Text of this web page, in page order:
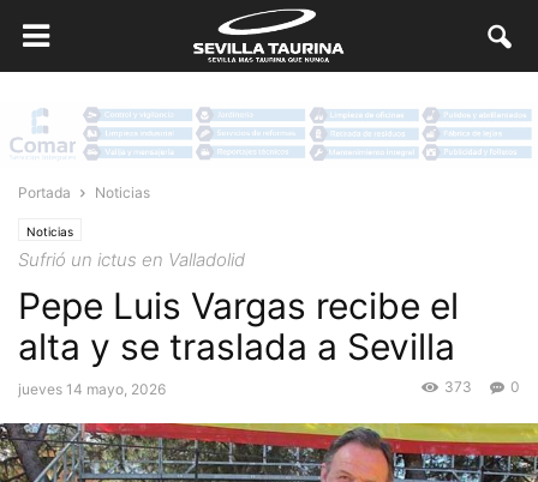
Portada Noticias
Noticias
Sufrió un ictus en Valladolid
Pepe Luis Vargas recibe el
alta y se traslada a Sevilla
jueves 14 mayo, 2026 0
373